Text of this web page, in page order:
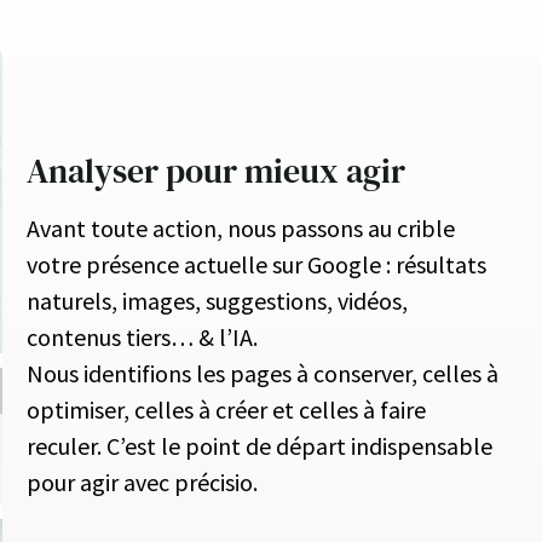
Analyser pour mieux agir
Avant toute action, nous passons au crible
votre présence actuelle sur Google : résultats
naturels, images, suggestions, vidéos,
contenus tiers… & l’IA.
Nous identifions les pages à conserver, celles à
optimiser, celles à créer et celles à faire
reculer. C’est le point de départ indispensable
pour agir avec précisio.